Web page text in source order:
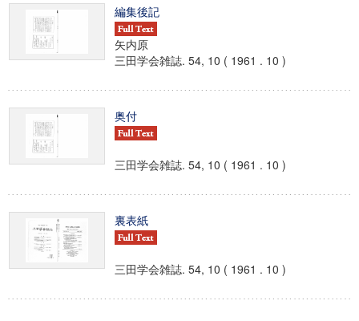
編集後記
矢内原
三田学会雑誌. 54, 10 ( 1961 . 10 )
奥付
三田学会雑誌. 54, 10 ( 1961 . 10 )
裏表紙
三田学会雑誌. 54, 10 ( 1961 . 10 )